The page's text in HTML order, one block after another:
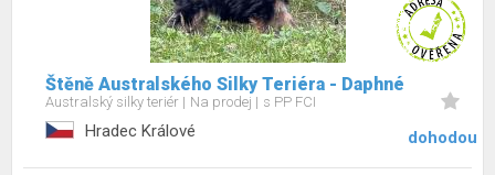
Štěně Australského Silky Teriéra - Daphné
Australský silky teriér Na prodej s PP FCI
Hradec Králové dohodou